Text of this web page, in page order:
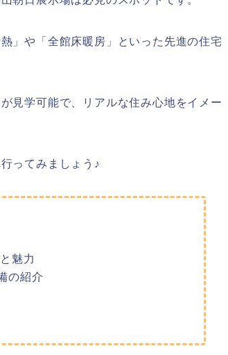
」や「全館床暖房」といった先進の住宅
見学可能で、リアルな住み心地をイメー
ってみましょう♪
魅力
の紹介